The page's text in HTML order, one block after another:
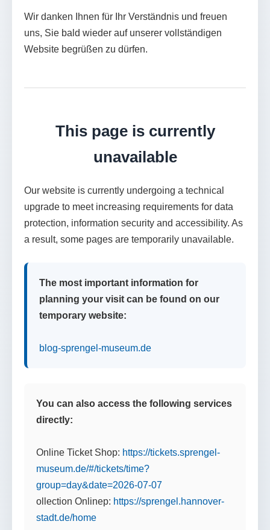
Wir danken Ihnen für Ihr Verständnis und freuen
uns, Sie bald wieder auf unserer vollständigen
Website begrüßen zu dürfen.
This page is currently
unavailable
Our website is currently undergoing a technical
upgrade to meet increasing requirements for data
protection, information security and accessibility. As
a result, some pages are temporarily unavailable.
The most important information for
planning your visit can be found on our
temporary website:
blog-sprengel-museum.de
You can also access the following services
directly:
Online Ticket Shop: https://tickets.sprengel-
museum.de/#/tickets/time?
group=day&date=2026-07-07
ollection Onlinep: https://sprengel.hannover-
stadt.de/home